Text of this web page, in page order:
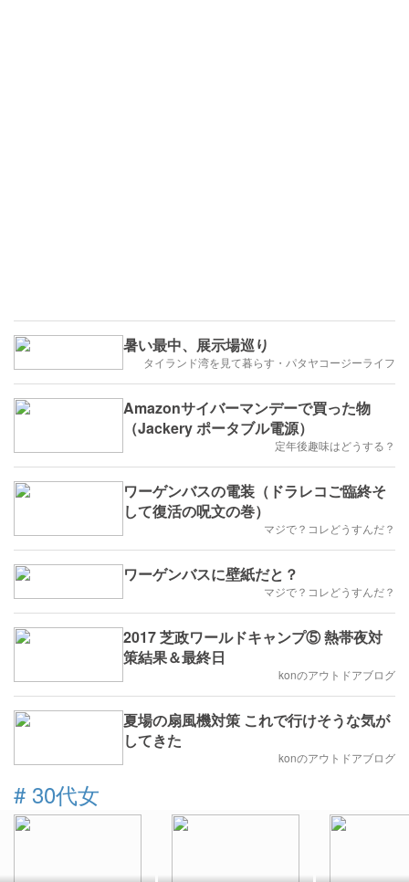
暑い最中、展示場巡り
タイランド湾を見て暮らす・パタヤコージーライフ
Amazonサイバーマンデーで買った物
（Jackery ポータブル電源）
定年後趣味はどうする？
ワーゲンバスの電装（ドラレコご臨終そ
して復活の呪文の巻）
マジで？コレどうすんだ？
ワーゲンバスに壁紙だと？
マジで？コレどうすんだ？
2017 芝政ワールドキャンプ⑤ 熱帯夜対
策結果＆最終日
konのアウトドアブログ
夏場の扇風機対策 これで行けそうな気が
してきた
konのアウトドアブログ
# 30代女